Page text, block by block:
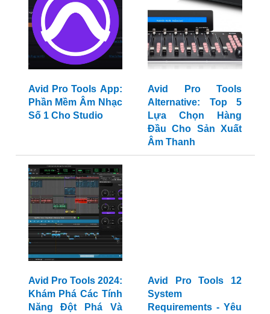
Avid Pro Tools App:
Phần Mềm Âm Nhạc
Số 1 Cho Studio
Avid Pro Tools
Alternative: Top 5
Lựa Chọn Hàng
Đầu Cho Sản Xuất
Âm Thanh
Avid Pro Tools 2024:
Khám Phá Các Tính
Năng Đột Phá Và
Avid Pro Tools 12
System
Requirements - Yêu